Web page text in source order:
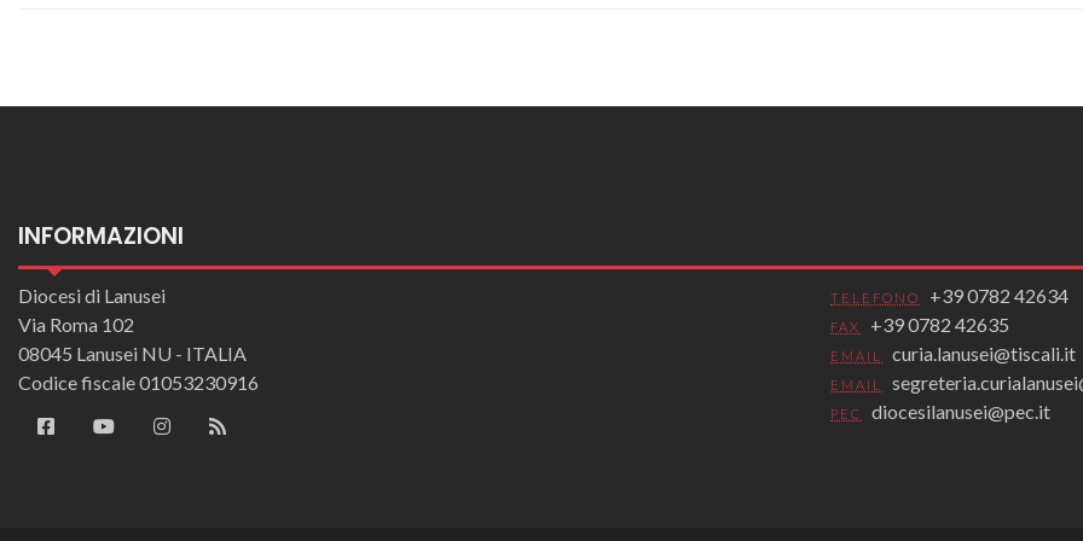
INFORMAZIONI
Diocesi di Lanusei
Via Roma 102
08045 Lanusei NU - ITALIA
Codice fiscale 01053230916
TELEFONO +39 0782 42634
FAX +39 0782 42635
EMAIL curia.lanusei@tiscali.it
EMAIL
PEC diocesilanusei@pec.it